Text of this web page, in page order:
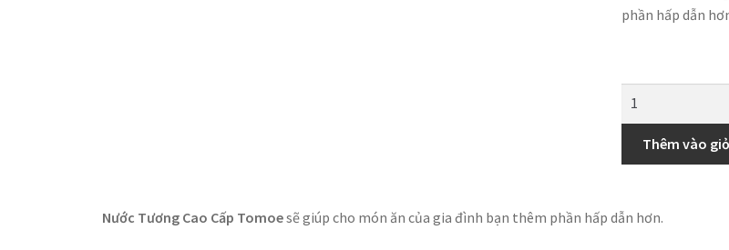
phần hấp dẫn
Thêm vào
Nước Tương Cao Cấp Tomoesẽ giúp cho món ăn của gia đình bạn thêm phần hấp dẫn hơn.